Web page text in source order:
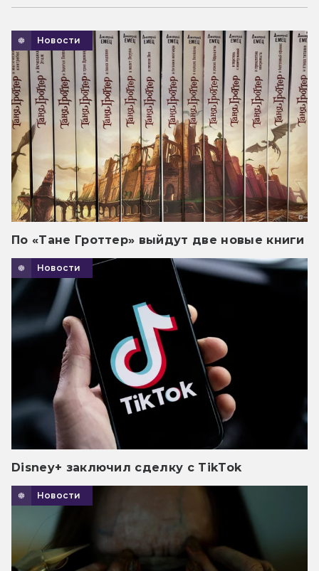
Новости
По «Тане Гроттер» выйдут две новые книги
Новости
Disney+ заключил сделку с TikTok
Новости